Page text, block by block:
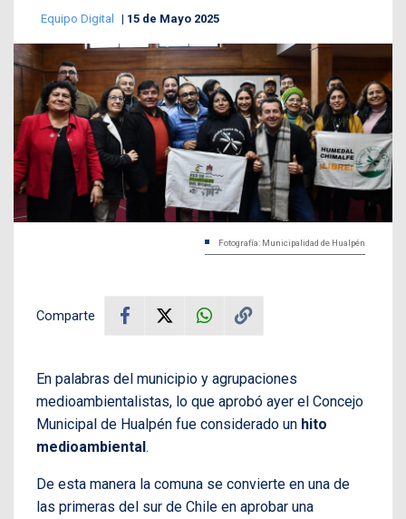
Equipo Digital 15 de Mayo 2025
Fotografía: Municipalidad de Hualpén
Comparte
En palabras del municipio y agrupaciones
medioambientalistas, lo que aprobó ayer el Concejo
Municipal de Hualpén fue considerado un hito
medioambiental.
De esta manera la comuna se convierte en una de
las primeras del sur de Chile en aprobar una